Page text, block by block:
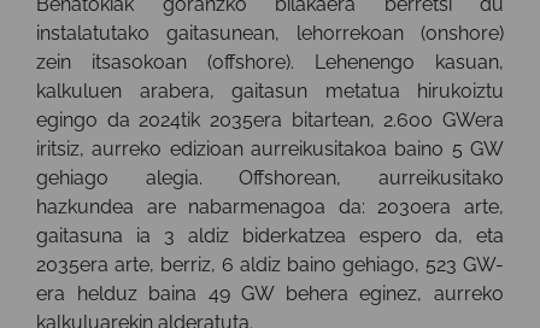
Behatokiak goranzko bilakaera berretsi du
instalatutako gaitasunean, lehorrekoan (onshore)
zein itsasokoan (offshore). Lehenengo kasuan,
kalkuluen arabera, gaitasun metatua hirukoiztu
egingo da 2024tik 2035era bitartean, 2.600 GWera
iritsiz, aurreko edizioan aurreikusitakoa baino 5 GW
gehiago alegia. Offshorean, aurreikusitako
hazkundea are nabarmenagoa da: 2030era arte,
gaitasuna ia 3 aldiz biderkatzea espero da, eta
2035era arte, berriz, 6 aldiz baino gehiago, 523 GW-
era helduz baina 49 GW behera eginez, aurreko
kalkuluarekin alderatuta.